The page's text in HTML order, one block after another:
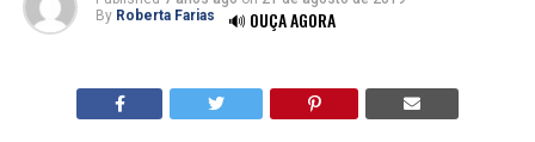
🔊 OUÇA AGORA
By Roberta Farias